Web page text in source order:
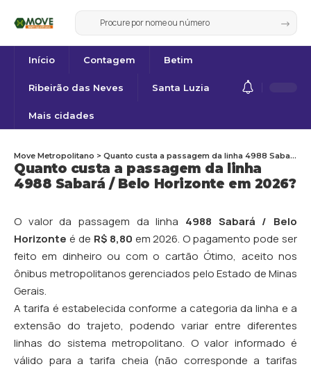
Início Contagem Betim
Ribeirão das Neves Santa Luzia
Mais cidades
Quanto custa a passagem da linha
4988 Sabará / Belo Horizonte em 2026?
Move Metropolitano > Quanto custa a passagem da linha 4988 Sabará / Belo Horizonte em 2026?
O valor da passagem da linha 4988 Sabará / Belo
Horizonte é de R$ 8,80 em 2026. O pagamento pode ser
feito em dinheiro ou com o cartão Ótimo, aceito nos
ônibus metropolitanos gerenciados pelo Estado de Minas
Gerais.
A tarifa é estabelecida conforme a categoria da linha e a
extensão do trajeto, podendo variar entre diferentes
linhas do sistema metropolitano. O valor informado é
válido para a tarifa cheia (não corresponde a tarifas